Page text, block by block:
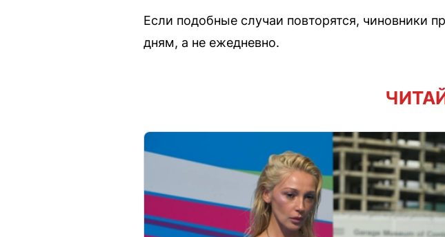
Если подобные случаи повторятся, чиновники
дням, а не ежедневно.